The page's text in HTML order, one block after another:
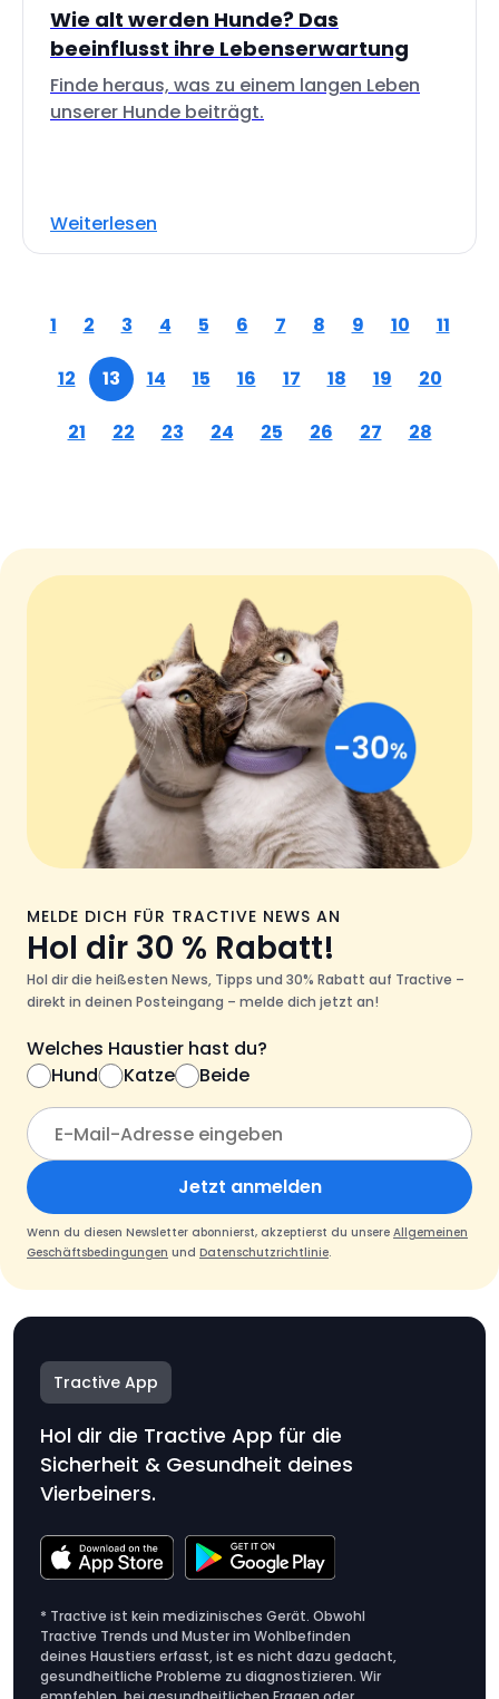
Wie alt werden Hunde? Das
beeinflusst ihre Lebenserwartung
Finde heraus, was zu einem langen Leben
unserer Hunde beiträgt.
Weiterlesen
1 2 3 4 5 6 7 8 9 10 11
12 13 14 15 16 17 18 19 20
21 22 23 24 25 26 27 28
MELDE DICH FÜR TRACTIVE NEWS AN
Hol dir 30 % Rabatt!
Hol dir die heißesten News, Tipps und 30% Rabatt auf Tractive –
direkt in deinen Posteingang – melde dich jetzt an!
Welches Haustier hast du?
Hund
Katze Beide
Jetzt anmelden
Wenn du diesen Newsletter abonnierst, akzeptierst du unsere Allgemeinen
Geschäftsbedingungen und Datenschutzrichtlinie.
Tractive App
Hol dir die Tractive App für die
Sicherheit & Gesundheit deines
Vierbeiners.
* Tractive ist kein medizinisches Gerät. Obwohl
Tractive Trends und Muster im Wohlbefinden
deines Haustiers erfasst, ist es nicht dazu gedacht,
gesundheitliche Probleme zu diagnostizieren. Wir